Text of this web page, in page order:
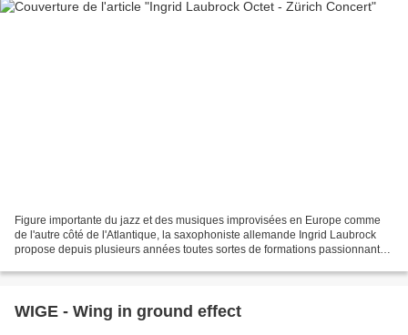
Figure importante du jazz et des musiques improvisées en Europe comme
de l'autre côté de l'Atlantique, la saxophoniste allemande Ingrid Laubrock
propose depuis plusieurs années toutes sortes de formations passionnantes
WIGE - Wing in ground effect